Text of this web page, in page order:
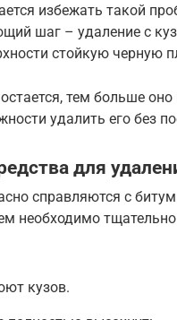
избежать такой
шаг – удаление с
стойкую черную
тем больше
удалить его без
для
справляются с
необходимо
кузов.